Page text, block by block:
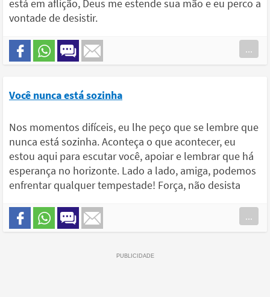
está em aflição, Deus me estende sua mão e eu perco a
vontade de desistir.
...
Você nunca está sozinha
Nos momentos difíceis, eu lhe peço que se lembre que
nunca está sozinha. Aconteça o que acontecer, eu
estou aqui para escutar você, apoiar e lembrar que há
esperança no horizonte. Lado a lado, amiga, podemos
enfrentar qualquer tempestade! Força, não desista
...